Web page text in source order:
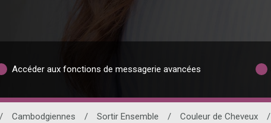
Accéder aux fonctions de messagerie avancées
/ Cambodgiennes / Sortir Ensemble / Couleur de Cheveux /